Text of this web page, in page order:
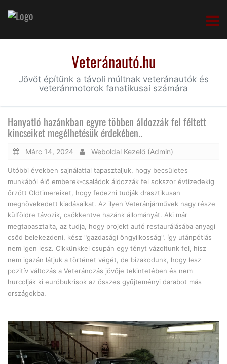
Veteránautó.hu
Jövőt építünk a távoli múltnak veteránautók és
veteránmotorok fanatikusai számára
Hanyatló hazánkban egyre többen áldozzák fel féltett
kincseiket megélhetésük érdekében..
Márc 14, 2024 Weboldal Kezelő (Admin)
Utóbbi években sajnálattal tapasztaljuk, hogy becsületes
munkából élő emberek-családok áldozzák fel sokszor évtizedekig
őrzött Oldtimereiket, hogy fedezni tudják drasztikusan
megnövekedett kiadásaikat. Az ilyen Veteránjárművek nagy része
külföldre távozik, csökkentve hazánk állományát. Aki már
megtapasztalta, az tudja, hogy projekt autó restaurálásába anyagi
csőd belekezdeni, kész "gazdasági öngyilkosság", így utánpótlás
nem igen lesz. Cikkünkkel csupán egy tényt vázoltunk fel, hisz
nem igazán látjuk a történet végét, de bizakodunk, hogy lesz
pozitív változás a Veteránozás jövője tekintetében és nem
hurcolják ki euróbukrisok az összes gyűjteményi darabot más
országokba.